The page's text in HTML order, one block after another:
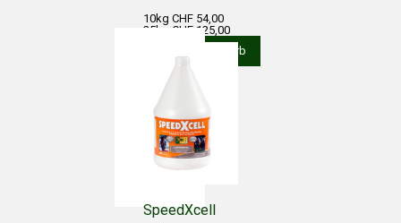
10kg CHF 54,00
25kg CHF 125,00
In den Warenkorb
SpeedXcell